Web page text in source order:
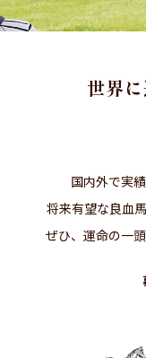
世界
国内外で実
将来有望な良血
ぜひ、運命の一